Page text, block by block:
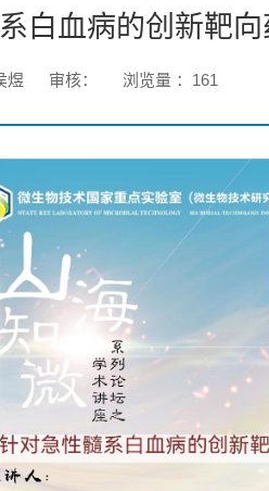
白血病的创新靶
煜 审核： 浏览量 ： 161